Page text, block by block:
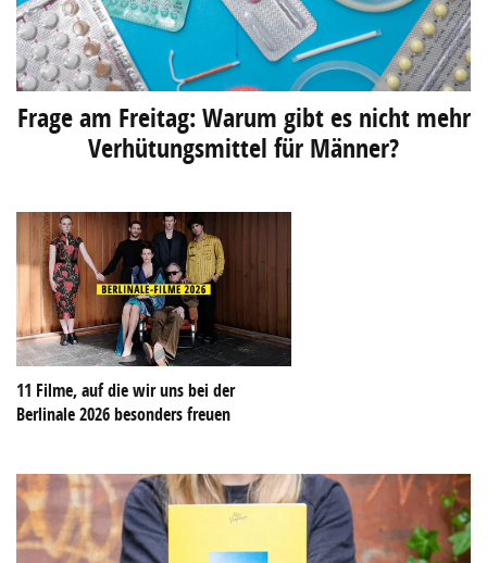
Frage am Freitag: Warum gibt es nicht mehr
Verhütungsmittel für Männer?
11 Filme, auf die wir uns bei der
Berlinale 2026 besonders freuen